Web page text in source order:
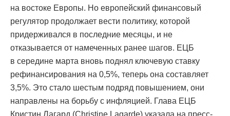
на востоке Европы. Но европейский финансовый
регулятор продолжает вести политику, которой
придерживался в последние месяцы, и не
отказывается от намеченных ранее шагов. ЕЦБ
в середине марта вновь поднял ключевую ставку
рефинансирования на 0,5%, теперь она составляет
3,5%. Это стало шестым подряд повышением, они
направлены на борьбу с инфляцией. Глава ЕЦБ